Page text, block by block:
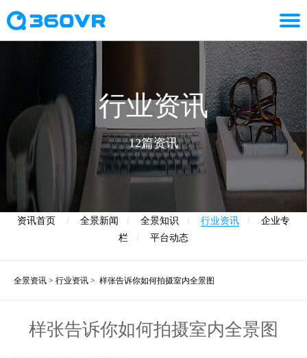
行业资讯
12篇资讯
资讯首页 / 全景新闻 / 全景知识 / 行业资讯 /
企业专
栏
/ 平台动态
全景资讯 > 行业资讯 > 样张告诉你如何拍摄室内全景图
样张告诉你如何拍摄室内全景图